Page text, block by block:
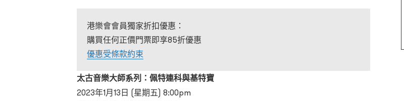
港樂會會員獨家折扣優惠：
購買任何正價門票即享85折優惠
優惠受條款約束
太古音樂大師系列：佩特連科與基特寶
2023年1月13日 (星期五) 8:00pm